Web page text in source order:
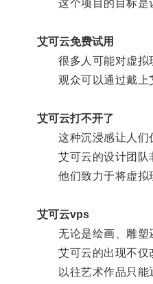
这个项目的目标是让
艾可云免费试用
很多人可能对虚拟现
观众可以通过戴上艾
艾可云打不开了
这种沉浸感让人们仿
艾可云的设计团队
他们致力于将虚拟现
艾可云vps
无论是绘画、雕塑还
艾可云的出现不仅改
以往艺术作品只能通